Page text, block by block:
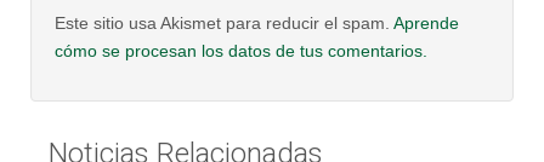
Este sitio usa Akismet para reducir el spam. Aprende
cómo se procesan los datos de tus comentarios.
Noticias Relacionadas